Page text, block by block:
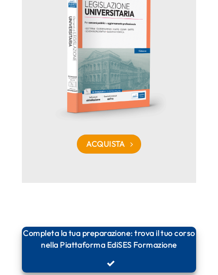
ACQUISTA
Completa la tua preparazione: trova il tuo corso
nella Piattaforma EdiSES Formazione